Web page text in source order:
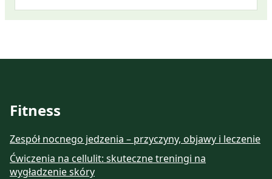
Fitness
Zespół nocnego jedzenia – przyczyny, objawy i leczenie
Ćwiczenia na cellulit: skuteczne treningi na
wygładzenie skóry